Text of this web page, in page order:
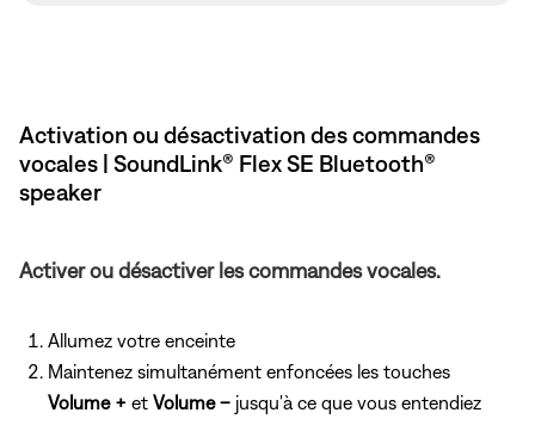
Activation ou désactivation des commandes
vocales | SoundLink® Flex SE Bluetooth®
speaker
Activer ou désactiver les commandes vocales.
Allumez votre enceinte
Maintenez simultanément enfoncées les touches
Volume + et Volume – jusqu'à ce que vous entendiez